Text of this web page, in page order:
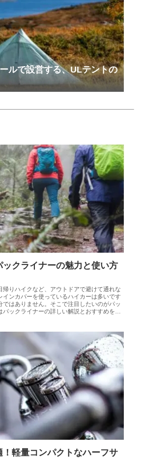
ルで設営する、ULテントの
クライナーの魅力と使い方
帰りハイクなど、アウトドアで避けて通れな
インカバーを使っているハイカーは多いです
はありません。そこで注目したいのがパッ
ックライナーの詳しい解説とおすすめを紹
！軽量コンパクトなハーフサ